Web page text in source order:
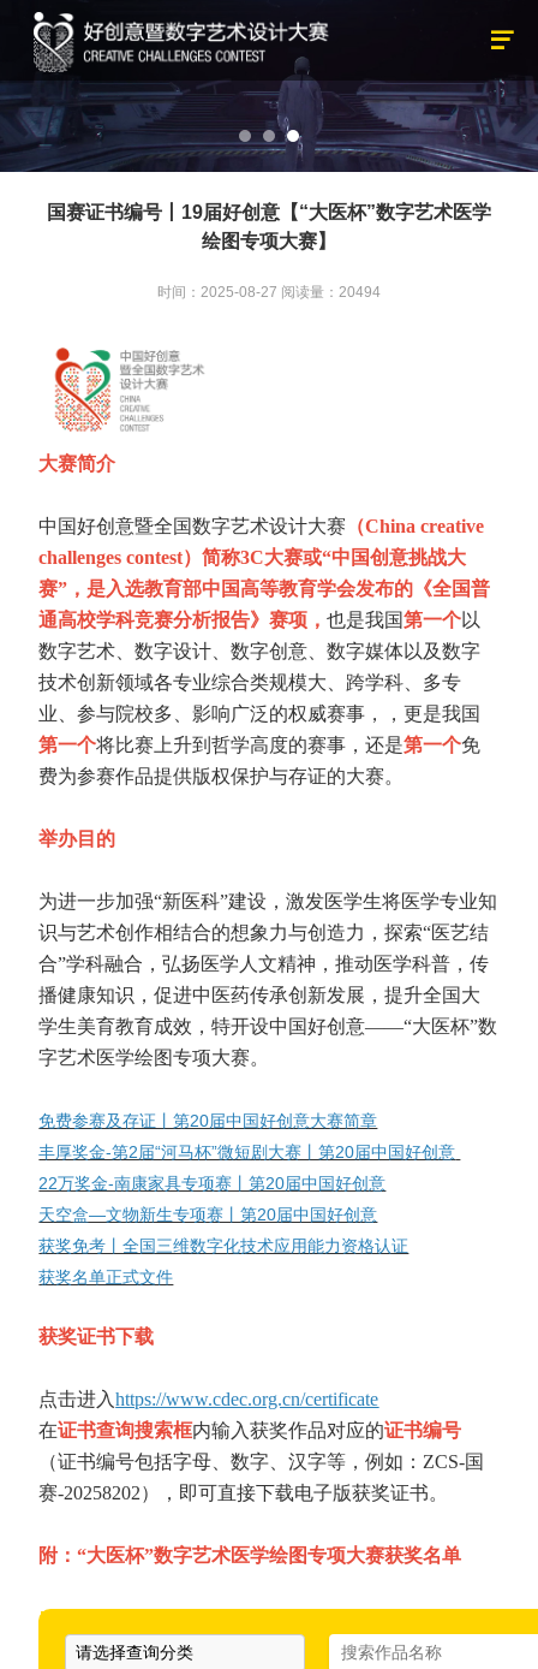
国赛证书编号丨19届好创意【“大医杯”数字艺术医学
绘图专项大赛】
时间：2025-08-27 阅读量：20494
大赛简介
中国好创意暨全国数字艺术设计大赛 （China creative
challenges contest）简称3C大赛或“中国创意挑战大
赛”，是入选教育部中国高等教育学会发布的《全国普
通高校学科竞赛分析报告》赛项，也是我国第一个以
数字艺术、数字设计、数字创意、数字媒体以及数字
技术创新领域各专业综合类规模大、跨学科、多专
业、参与院校多、影响广泛的权威赛事，，更是我国
第一个将比赛上升到哲学高度的赛事，还是第一个免
费为参赛作品提供版权保护与存证的大赛。
举办目的
为进一步加强“新医科”建设，激发医学生将医学专业知
识与艺术创作相结合的想象力与创造力，探索“医艺结
合”学科融合，弘扬医学人文精神，推动医学科普，传
播健康知识，促进中医药传承创新发展，提升全国大
学生美育教育成效，特开设中国好创意——“大医杯”数
字艺术医学绘图专项大赛。
免费参赛及存证丨第20届中国好创意大赛简章
丰厚奖金-第2届“河马杯”微短剧大赛丨第20届中国好创意
22万奖金-南康家具专项赛丨第20届中国好创意
天空盒—文物新生专项赛丨第20届中国好创意
获奖免考丨全国三维数字化技术应用能力资格认证
获奖名单正式文件
获奖证书下载
点击进入https://www.cdec.org.cn/certificate
在证书查询搜索框内输入获奖作品对应的证书编号
（证书编号包括字母、数字、汉字等，例如： ZCS-国
赛-20258202），即可直接下载电子版获奖证书。
附：“大医杯”数字艺术医学绘图专项大赛获奖名单